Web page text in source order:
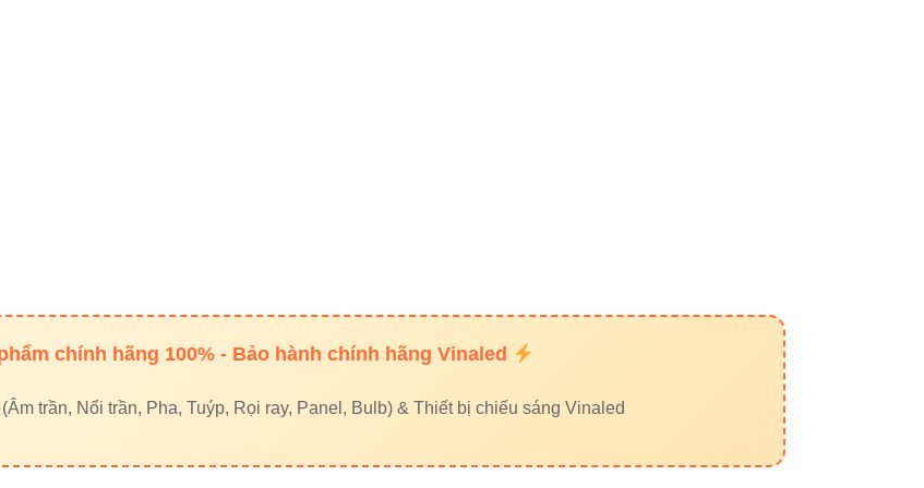
chính hãng 100% - Bảo hành chính hãng Vinaled
trần, Nổi trần, Pha, Tuýp, Rọi ray, Panel, Bulb) & Thiết bị chiếu sáng Vinaled